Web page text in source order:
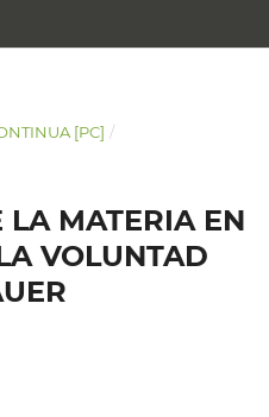
[PC] /
LA MATERIA EN
VOLUNTAD